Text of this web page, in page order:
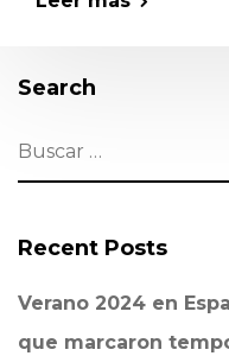
Search
Recent Posts
Verano 2024 en
que marcaron